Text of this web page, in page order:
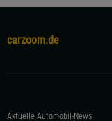
carzoom.de
Aktuelle Automobil-News